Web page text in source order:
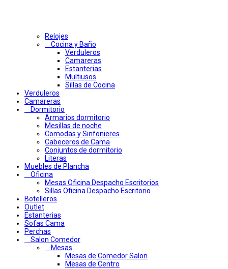
Relojes
Cocina y Baño
Verduleros
Camareras
Estanterias
Multiusos
Sillas de Cocina
Verduleros
Camareras
Dormitorio
Armarios dormitorio
Mesillas de noche
Comodas y Sinfonieres
Cabeceros de Cama
Conjuntos de dormitorio
Literas
Muebles de Plancha
Oficina
Mesas Oficina Despacho Escritorios
Sillas Oficina Despacho Escritorio
Botelleros
Outlet
Estanterias
Sofas Cama
Perchas
Salon Comedor
Mesas
Mesas de Comedor Salon
Mesas de Centro